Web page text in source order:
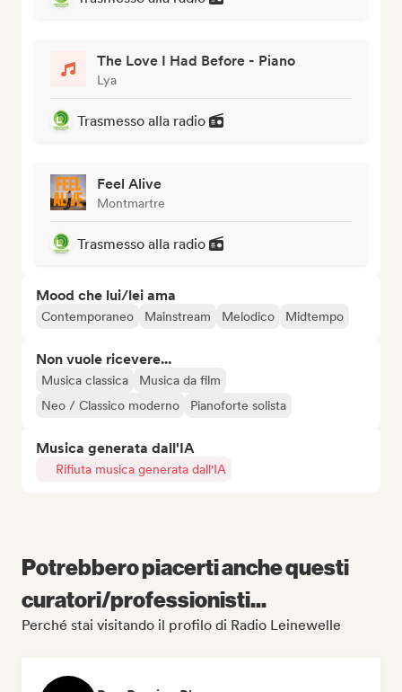
The Love I Had Before - Piano
Lya
Trasmesso alla radio
Feel Alive
Montmartre
Trasmesso alla radio
Mood che lui/lei ama
Contemporaneo Mainstream Melodico Midtempo
Non vuole ricevere...
Musica classica
Musica da film
Neo / Classico moderno
Pianoforte solista
Musica generata dall'IA
Rifiuta musica generata dall'IA
Potrebbero piacerti anche questi
curatori/professionisti...
Perché stai visitando il profilo di Radio Leinewelle